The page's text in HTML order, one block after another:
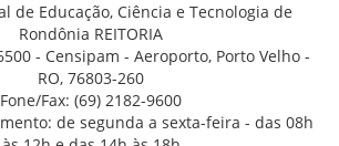
de Educação, Ciência e Tecnologia de
Rondônia REITORIA
- Censipam - Aeroporto, Porto Velho -
RO, 76803-260
Fone/Fax: (69) 2182-9600
de segunda a sexta-feira - das 08h